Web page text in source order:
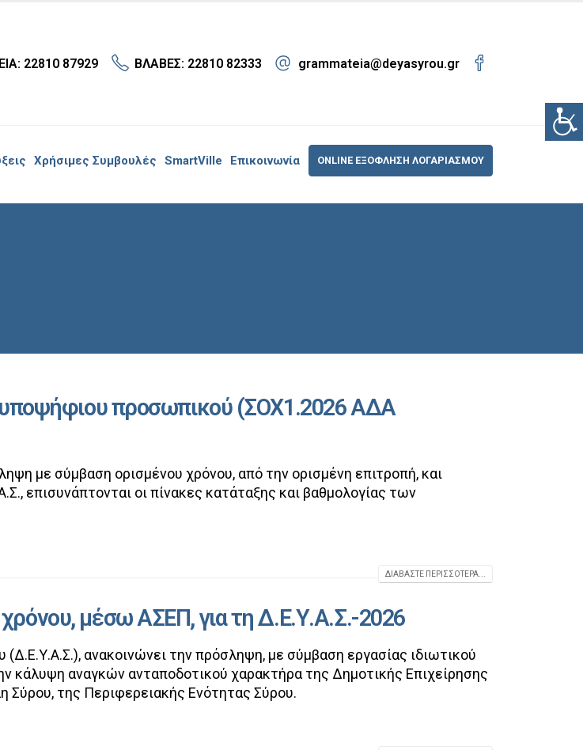
22810 87929 ΒΛΑΒΕΣ: 22810 82333 grammateia@deyasyrou.gr
Χρήσιμες Συμβουλές SmartVille Επικοινωνία ONLINE ΕΞΟΦΛΗΣΗ ΛΟΓΑΡΙΑΣΜΟΥ
υποψήφιου προσωπικού (ΣΟΧ1.2026 ΑΔΑ
με σύμβαση ορισμένου χρόνου, από την ορισμένη επιτροπή, και
επισυνάπτονται οι πίνακες κατάταξης και βαθμολογίας των
ΔΙΑΒΆΣΤΕ ΠΕΡΙΣΣΌΤΕΡΑ...
μέσω ΑΣΕΠ, για τη Δ.Ε.Υ.Α.Σ.-2026
ανακοινώνει την πρόσληψη, με σύμβαση εργασίας ιδιωτικού
κάλυψη αναγκών ανταποδοτικού χαρακτήρα της Δημοτικής Επιχείρησης
της Περιφερειακής Ενότητας Σύρου.